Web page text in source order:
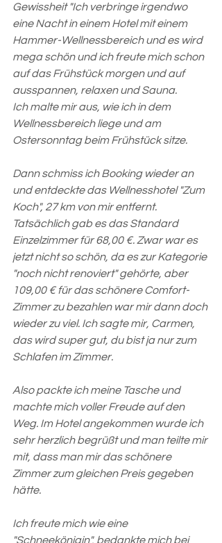
Gewissheit "Ich verbringe irgendwo
eine Nacht in einem Hotel mit einem
Hammer-Wellnessbereich und es wird
mega schön und ich freute mich schon
auf das Frühstück morgen und auf
ausspannen, relaxen und Sauna.
Ich malte mir aus, wie ich in dem
Wellnessbereich liege und am
Ostersonntag beim Frühstück sitze.
Dann schmiss ich Booking wieder an
und entdeckte das Wellnesshotel "Zum
Koch", 27 km von mir entfernt.
Tatsächlich gab es das Standard
Einzelzimmer für 68,00 €. Zwar war es
jetzt nicht so schön, da es zur Kategorie
"noch nicht renoviert" gehörte, aber
109,00 € für das schönere Comfort-
Zimmer zu bezahlen war mir dann doch
wieder zu viel. Ich sagte mir, Carmen,
das wird super gut, du bist ja nur zum
Schlafen im Zimmer.
Also packte ich meine Tasche und
machte mich voller Freude auf den
Weg. Im Hotel angekommen wurde ich
sehr herzlich begrüßt und man teilte mir
mit, dass man mir das schönere
Zimmer zum gleichen Preis gegeben
hätte.
Ich freute mich wie eine
"Schneekönigin", bedankte mich bei